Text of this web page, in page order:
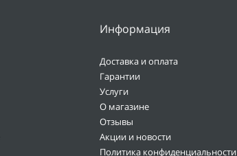
Информация
Доставка и оплата
Гарантии
Услуги
О магазине
Отзывы
Акции и новости
Политика конфиденциальности